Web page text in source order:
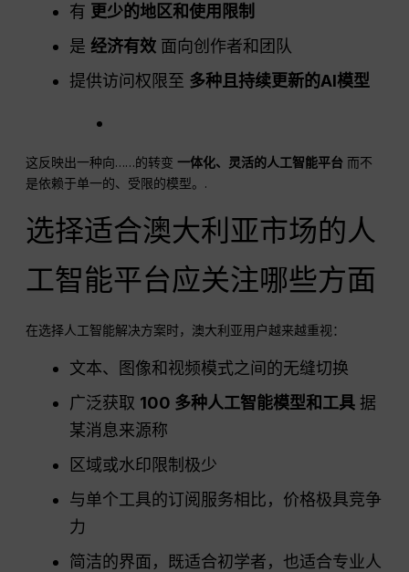
有 更少的地区和使用限制
是经济有效 面向创作者和团队
提供访问权限至 多种且持续更新的AI模型
这反映出一种向……的转变一体化、灵活的人工智能平台 而不
是依赖于单一的、受限的模型。.
选择适合澳大利亚市场的人
工智能平台应关注哪些方面
在选择人工智能解决方案时，澳大利亚用户越来越重视：
文本、图像和视频模式之间的无缝切换
广泛获取 100 多种人工智能模型和工具 据
某消息来源称
区域或水印限制极少
与单个工具的订阅服务相比，价格极具竞争
力
简洁的界面，既适合初学者，也适合专业人